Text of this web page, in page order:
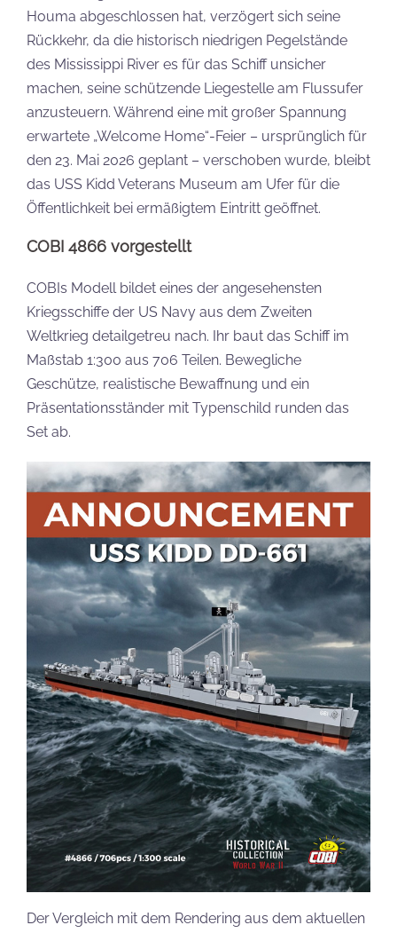
Houma abgeschlossen hat, verzögert sich seine
Rückkehr, da die historisch niedrigen Pegelstände
des Mississippi River es für das Schiff unsicher
machen, seine schützende Liegestelle am Flussufer
anzusteuern. Während eine mit großer Spannung
erwartete „Welcome Home“-Feier – ursprünglich für
den 23. Mai 2026 geplant – verschoben wurde, bleibt
das USS Kidd Veterans Museum am Ufer für die
Öffentlichkeit bei ermäßigtem Eintritt geöffnet.
COBI 4866 vorgestellt
COBIs Modell bildet eines der angesehensten
Kriegsschiffe der US Navy aus dem Zweiten
Weltkrieg detailgetreu nach. Ihr baut das Schiff im
Maßstab 1:300 aus 706 Teilen. Bewegliche
Geschütze, realistische Bewaffnung und ein
Präsentationsständer mit Typenschild runden das
Set ab.
Der Vergleich mit dem Rendering aus dem aktuellen